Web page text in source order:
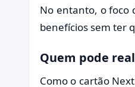
No entanto, o foco
benefícios sem ter
Quem pode
Como o cartão